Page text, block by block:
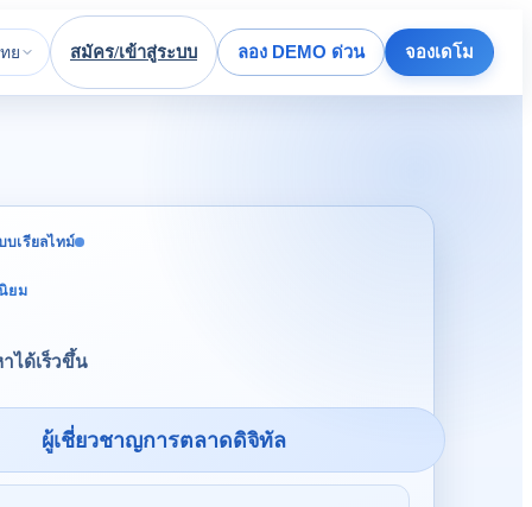
ย สมัคร/เข้าสู่ระบบ ลอง DEMO ด่วน จองเดโม
บเรียลไทม์
ยม
ได้เร็วขึ้น
ผู้เชี่ยวชาญการตลาดดิจิทัล